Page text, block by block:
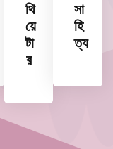
থি
য়ে
টা
র
সা
হি
ত্য